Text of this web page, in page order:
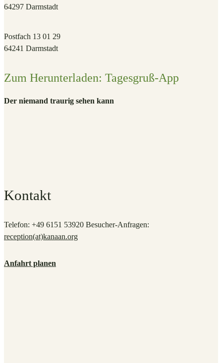
64297 Darmstadt
Postfach 13 01 29
64241 Darmstadt
Zum Herunterladen: Tagesgruß-App
Der niemand traurig sehen kann
Kontakt
Telefon: +49 6151 53920 Besucher-Anfragen:
reception(at)kanaan.org
Anfahrt planen